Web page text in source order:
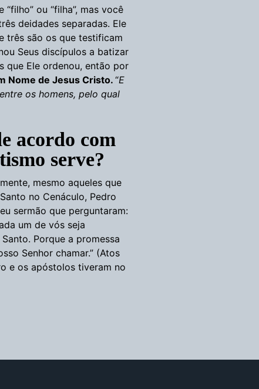
ou “filha”, mas você
deidades separadas. Ele
três são os que testificam
Seus discípulos a batizar
que Ele ordenou, então por
Nome de Jesus Cristo. “E
os homens, pelo qual
acordo com
serve?
mesmo aqueles que
no Cenáculo, Pedro
sermão que perguntaram:
um de vós seja
Porque a promessa
Senhor chamar.” (Atos
e os apóstolos tiveram no